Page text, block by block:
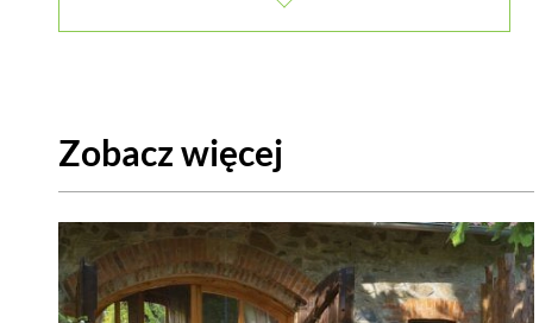
Zobacz więcej